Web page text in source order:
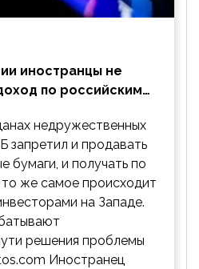
иностранцы не
по российским
недружественных
запретил и продавать
бумаги, и получать по
же самое происходит
на Западе.
решения проблемы
Иностранец